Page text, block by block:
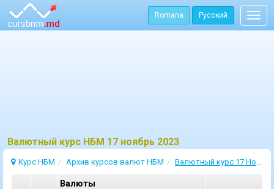
Romana Русский
Bалютный курс НБМ 17 ноябрь 2023
Курс НБМ Архив курсов валют НБМ Валютный курс 17 Ноябрь 2023
Валюты